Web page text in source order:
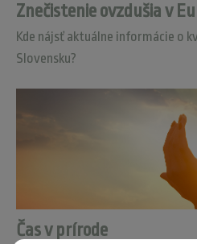
Znečistenie ovzdušia v
Kde nájsť aktuálne informácie o
Slovensku?
Čas v prírode